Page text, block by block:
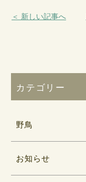
＜ 新しい記事へ
カテゴリー
野鳥
お知らせ